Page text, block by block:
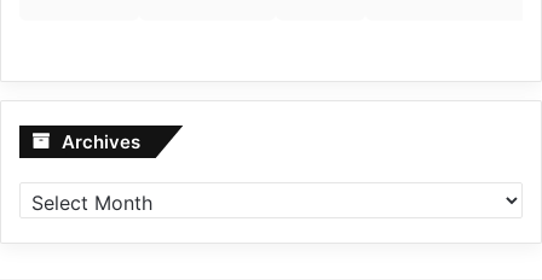
Archives Archives